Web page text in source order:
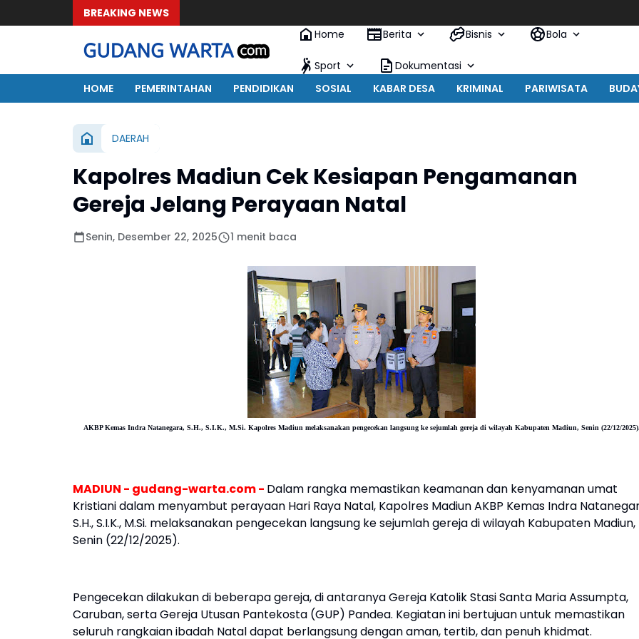
BREAKING NEWS
Home
Berita Bisnis Bola
Sport
Dokumentasi
HOME
PEMERINTAHAN PENDIDIKAN SOSIAL KABAR DESA KRIMINAL PARIWISATA
DAERAH
Kapolres Madiun Cek Kesiapan Pengamanan
Gereja Jelang Perayaan Natal
Senin, Desember 22, 2025 1 menit baca
AKBP Kemas Indra Natanegara, S.H., S.I.K., M.Si. Kapolres Madiun melaksanakan pengecekan langsung ke sejumlah gereja di wilayah Kabupaten Madiun, Senin (22/12/
MADIUN - gudang-warta.com - Dalam rangka memastikan keamanan dan kenyamanan umat
Kristiani dalam menyambut perayaan Hari Raya Natal, Kapolres Madiun AKBP Kemas Indra
S.H., S.I.K., M.Si. melaksanakan pengecekan langsung ke sejumlah gereja di wilayah Kabupaten Madiun,
Senin (22/12/2025).
Pengecekan dilakukan di beberapa gereja, di antaranya Gereja Katolik Stasi Santa Maria Assumpta,
Caruban, serta Gereja Utusan Pantekosta (GUP) Pandea. Kegiatan ini bertujuan untuk memastikan
seluruh rangkaian ibadah Natal dapat berlangsung dengan aman, tertib, dan penuh khidmat.